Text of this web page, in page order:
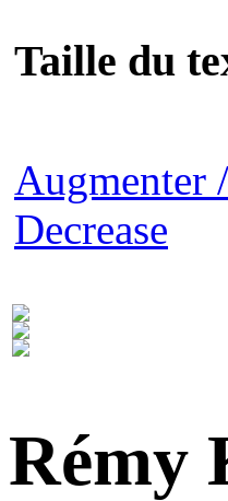
Taille du
Augmenter
Decrease
Rémy